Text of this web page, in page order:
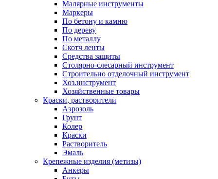
Малярные инструменты
Маркеры
По бетону и камню
По дереву
По металлу
Скотч ленты
Средства защиты
Столярно-слесарный инструмент
Строительно отделочный инструмент
Хоз.инструмент
Хозяйственные товары
Краски, растворители
Аэрозоль
Грунт
Колер
Краски
Растворитель
Эмаль
Крепежные изделия (метизы)
Анкеры